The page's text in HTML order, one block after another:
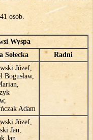
osób.
Wyspa
Sołecka Radni
Józef,
Bogusław,
Adam
Józef,
Jan,
Jan,